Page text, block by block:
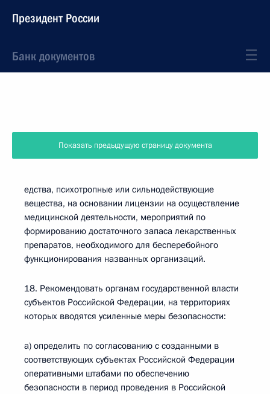
Президент России
Банк документов
Показать предыдущую страницу документа
едства, психотропные или сильнодействующие
вещества, на основании лицензии на осуществление
медицинской деятельности, мероприятий по
формированию достаточного запаса лекарственных
препаратов, необходимого для бесперебойного
функционирования названных организаций.
18. Рекомендовать органам государственной власти
субъектов Российской Федерации, на территориях
которых вводятся усиленные меры безопасности:
а) определить по согласованию с созданными в
соответствующих субъектах Российской Федерации
оперативными штабами по обеспечению
безопасности в период проведения в Российской